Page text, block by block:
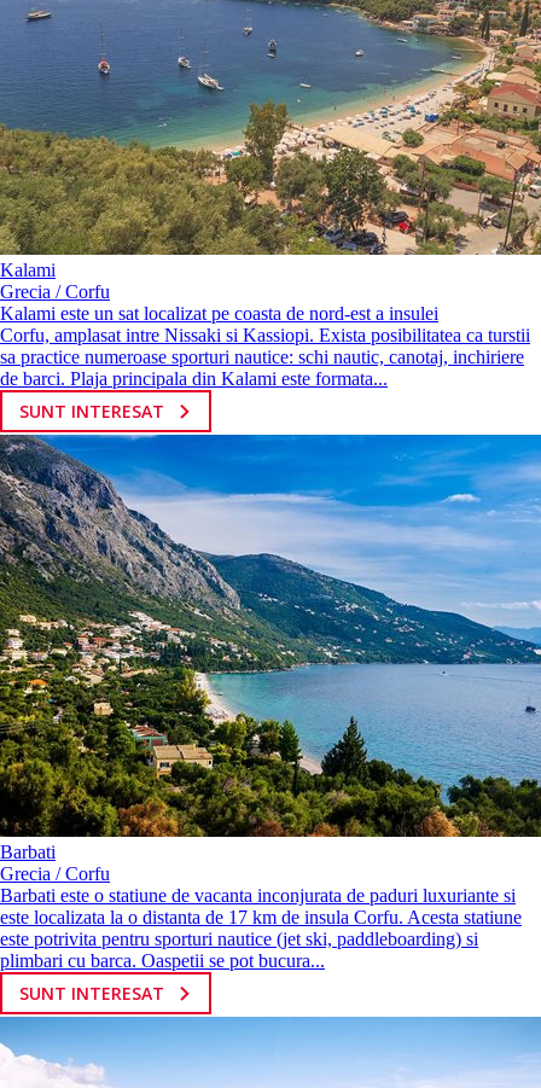
Kalami
Grecia / Corfu
Kalami este un sat localizat pe coasta de nord-est a insulei
Corfu, amplasat intre Nissaki si Kassiopi. Exista posibilitatea ca turstii
sa practice numeroase sporturi nautice: schi nautic, canotaj, inchiriere
de barci. Plaja principala din Kalami este formata...
SUNT INTERESAT
Barbati
Grecia / Corfu
Barbati este o statiune de vacanta inconjurata de paduri luxuriante si
este localizata la o distanta de 17 km de insula Corfu. Acesta statiune
este potrivita pentru sporturi nautice (jet ski, paddleboarding) si
plimbari cu barca. Oaspetii se pot bucura...
SUNT INTERESAT